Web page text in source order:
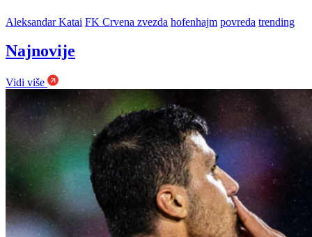
Aleksandar Katai FK Crvena zvezda hofenhajm povreda trending
Najnovije
Vidi više